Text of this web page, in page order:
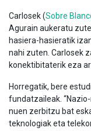
Carlosek (Sobre
Agurain aukeratu
hasiera-hasieratik
nahi zuten. Carlosek
konektibitaterik eza
Horregatik, bere
fundatzaileak.
nuen zerbitzu bat
teknologiak eta